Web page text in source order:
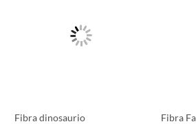
Fibra dinosaurio Fibra